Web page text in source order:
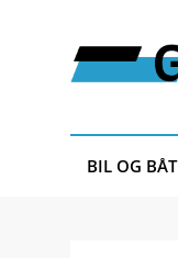
BIL OG BÅT